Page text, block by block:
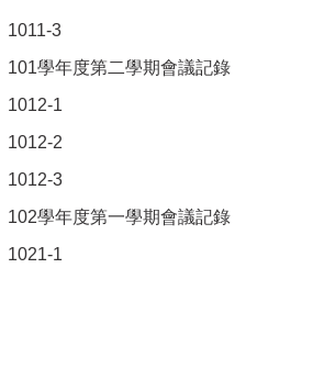
1011-3
101學年度第二學期會議記錄
1012-1
1012-2
1012-3
102學年度第一學期會議記錄
1021-1